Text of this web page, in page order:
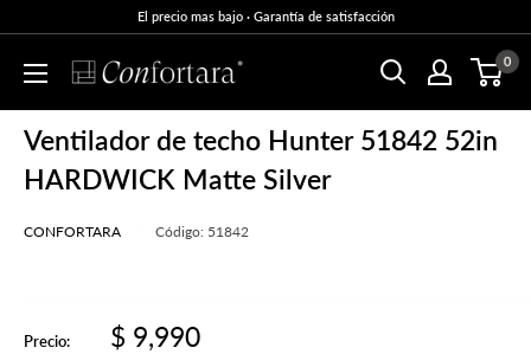
El precio mas bajo · Garantía de satisfacción
0
Ventilador de techo Hunter 51842 52in
HARDWICK Matte Silver
CONFORTARA Código: 51842
Precio: $ 9,990